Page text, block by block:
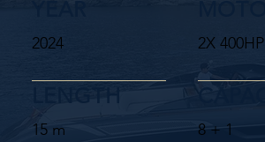
2024 2X 400HP
15 m 8 + 1